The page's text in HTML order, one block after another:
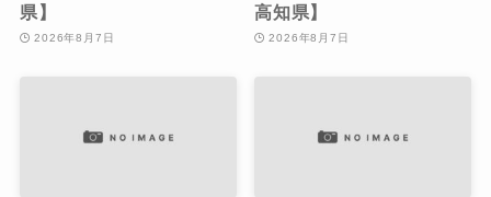
県】
2026年8月7日
高知県】
2026年8月7日